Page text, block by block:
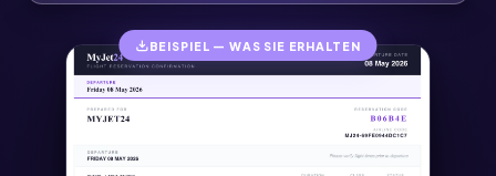
BEISPIEL — WAS SIE ERHALTEN